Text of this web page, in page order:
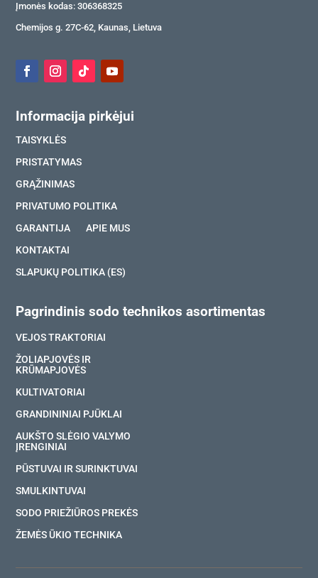
Įmonės kodas: 306368325
Chemijos g. 27C-62, Kaunas, Lietuva
Informacija pirkėjui
TAISYKLĖS
PRISTATYMAS
GRĄŽINIMAS
PRIVATUMO POLITIKA
GARANTIJA
APIE MUS
KONTAKTAI
SLAPUKŲ POLITIKA (ES)
Pagrindinis sodo technikos asortimentas
VEJOS TRAKTORIAI
ŽOLIAPJOVĖS IR
KRŪMAPJOVĖS
KULTIVATORIAI
GRANDININIAI PJŪKLAI
AUKŠTO SLĖGIO VALYMO
ĮRENGINIAI
PŪSTUVAI IR SURINKTUVAI
SMULKINTUVAI
SODO PRIEŽIŪROS PREKĖS
ŽEMĖS ŪKIO TECHNIKA